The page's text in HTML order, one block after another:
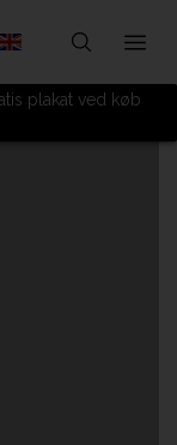
plakat ved køb